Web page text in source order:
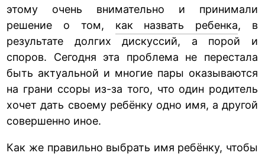
этому очень внимательно и принимали
решение о том, как назвать ребенка, в
результате долгих дискуссий, а порой и
споров. Сегодня эта проблема не перестала
быть актуальной и многие пары оказываются
на грани ссоры из-за того, что один родитель
хочет дать своему ребёнку одно имя, а другой
совершенно иное.
Как же правильно выбрать имя ребёнку, чтобы